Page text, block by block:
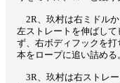
2R、玖村は右ミドル
左ストレートを伸ばし
ず、右ボディフックを
本をロープに追い詰める
3R、玖村は右ストレー